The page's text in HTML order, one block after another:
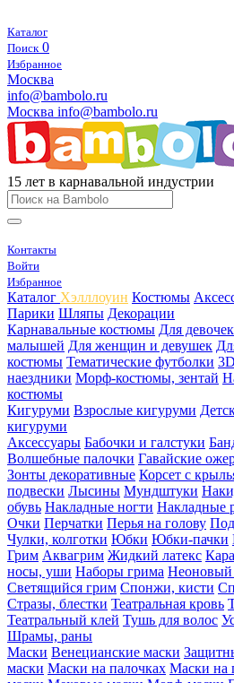
Каталог
Поиск 0
Избранное
Москва
info@bambolo.ru
Москва info@bambolo.ru
15 лет в карнавальной индустрии
Контакты
Войти
Избранное
Каталог Хэлллоуин Костюмы
Парики Шляпы Декорации
Карнавальные костюмы Для девочек
малышей Для женщин и девушек
костюмы Тематические футболки
наездники Морф-костюмы, зентай
костюмы
Кигуруми Взрослые кигуруми
кигуруми
Аксессуары Бабочки и галстуки
Волшебные палочки Гавайские
Зонты декоративные Корсет с
подвески Лысины Мундштуки
обувь Накладные ногти Накладные
Очки Перчатки Перья на голову
Чулки, колготки Юбки Юбки-пачки
Грим Аквагрим Жидкий латекс
носы, уши Наборы грима Неоновый
Светящийся грим Спонжи, кисти
Стразы, блестки Театральная кровь
Театральный клей Тушь для волос
Шрамы, раны
Маски Венецианские маски
маски Маски на палочках Маски на